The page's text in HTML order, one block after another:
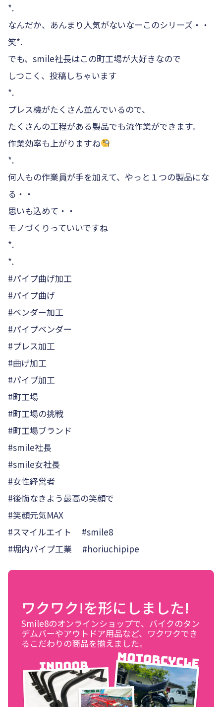
*.
なんだか、あんまり人気がないなーこのシリーズ・・
笑*.
でも、smile社長はこの町工場が大好きなので
しつこく、投稿しちゃいます️
*.
プレス機がたくさん並んでいるので、
たくさんの工程がある製品でも流作業ができます。
作業効率も上がりますね
*.
何人もの作業員が手を加えて、やっと１つの製品にな
る・・
思いも込めて・・
モノづくりっていいですね
*.
*.
#パイプ曲げ加工
#パイプ曲げ
#ベンダー加工
#パイプベンダー
#プレス加工
#曲げ加工
#パイプ加工
#町工場
#町工場の挑戦
#町工場ブランド
#smile社長
#smile女社長
#女性経営者
#後悔なきよう最高の笑顔で
#笑顔元気MAX
#スマイルエイト #smile8
#堀内パイプ工業 #horiuchipipe
ワクワク!を形にしました!
Smile8のオンラインショップで、バイクのタン
デムバーやアウトドア用品など、ワクワクでき
るこだわりの商品を揃えました。